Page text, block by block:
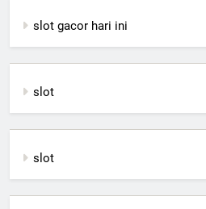
slot gacor hari ini
slot
slot